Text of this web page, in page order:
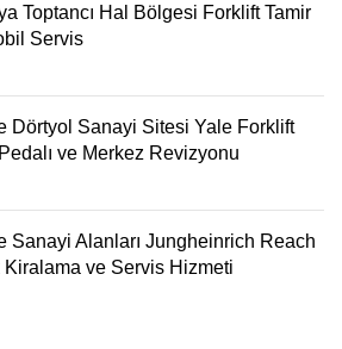
Toptancı Hal Bölgesi Forklift Tamir
Servis
Dörtyol Sanayi Sitesi Yale Forklift
ve Merkez Revizyonu
Sanayi Alanları Jungheinrich Reach
Kiralama ve Servis Hizmeti